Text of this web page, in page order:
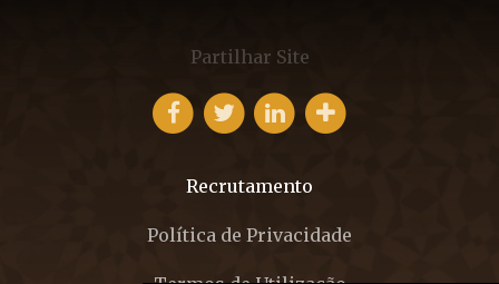
Partilhar Site
Recrutamento
Política de Privacidade